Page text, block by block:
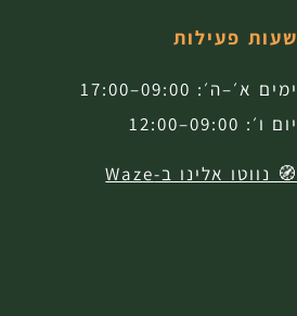
שעות פעילות
ימים א׳–ה׳: 09:00–17:00
יום ו׳: 09:00–12:00
🧭 נווטו אלינו ב-Waze